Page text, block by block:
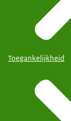
Toegankelijkheid